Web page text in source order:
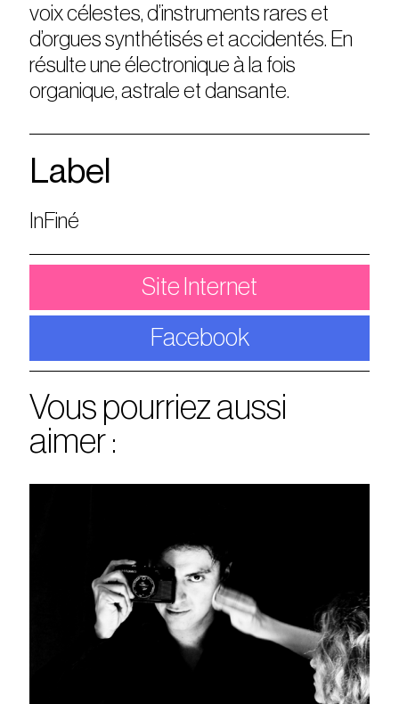
voix célestes, d’instruments rares et
d’orgues synthétisés et accidentés. En
résulte une électronique à la fois
organique, astrale et dansante.
Label
InFiné
Site Internet
Facebook
Vous pourriez aussi
aimer :